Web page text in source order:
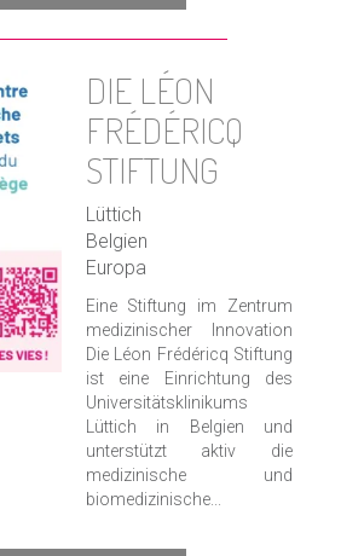
DIE LÉON
FRÉDÉRICQ
STIFTUNG
Lüttich
Belgien
Europa
Eine Stiftung im Zentrum
medizinischer Innovation
Die Léon Frédéricq Stiftung
ist eine Einrichtung des
Universitätsklinikums
Lüttich in Belgien und
unterstützt aktiv die
medizinische und
biomedizinische...